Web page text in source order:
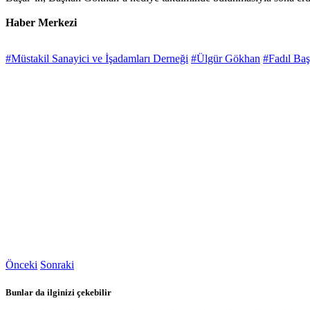
Haber Merkezi
#Müstakil Sanayici ve İşadamları Derneği #Ülgür Gökhan #Fadıl
Önceki Sonraki
Bunlar da ilginizi çekebilir